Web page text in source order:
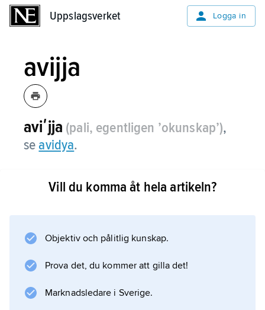
Uppslagsverket Logga in
avijja
aviʹjja (pali, egentligen ’okunskap’),
se avidya.
Vill du komma åt hela artikeln?
Objektiv och pålitlig kunskap.
Prova det, du kommer att gilla det!
Marknadsledare i Sverige.